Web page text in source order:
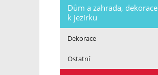
Dům a zahrada, dekorace
k jezírku
Dekorace
Ostatní